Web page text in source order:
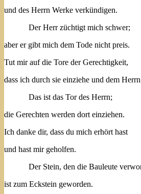
und des Herrn Werke verkündigen.
Der Herr züchtigt mich schwer;
aber er gibt mich dem Tode nicht preis.
Tut mir auf die Tore der Gerechtigkeit,
dass ich durch sie einziehe und dem
Das ist das Tor des Herrn;
die Gerechten werden dort einziehen.
Ich danke dir, dass du mich erhört hast
und hast mir geholfen.
Der Stein, den die Bauleute
ist zum Eckstein geworden.